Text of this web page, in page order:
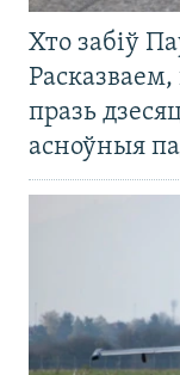
Хто забіў
празь
асноўныя